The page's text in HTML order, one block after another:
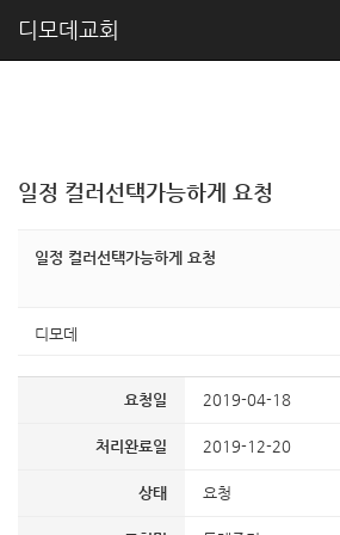
디모데교회
일정 컬러선택가능하게 요청
일정 컬러선택가능하게 요청
디모데
요청일 2019-04-18
처리완료일 2019-12-20
상태 요청